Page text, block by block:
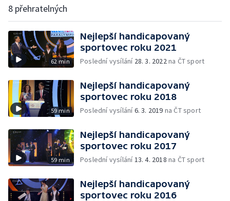
8 přehratelných
62 min
Nejlepší handicapovaný
sportovec roku 2021
Poslední vysílání 28. 3. 2022na ČT sport
59 min
Nejlepší handicapovaný
sportovec roku 2018
Poslední vysílání6. 3. 2019 na ČT sport
59 min
Nejlepší handicapovaný
sportovec roku 2017
Poslední vysílání13. 4. 2018 na ČT sport
Nejlepší handicapovaný
sportovec roku 2016